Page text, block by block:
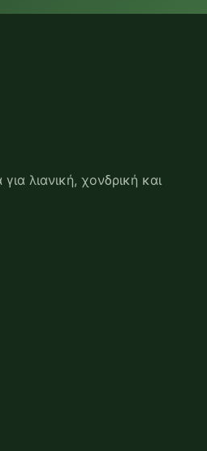
λιανική, χονδρική και